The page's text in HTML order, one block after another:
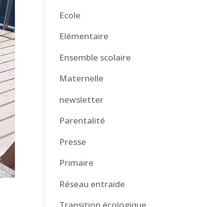
Ecole
Elémentaire
Ensemble scolaire
Maternelle
newsletter
Parentalité
Presse
Primaire
Réseau entraide